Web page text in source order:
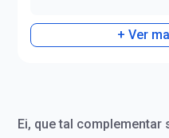
+ Ver
Ei, que tal complementar